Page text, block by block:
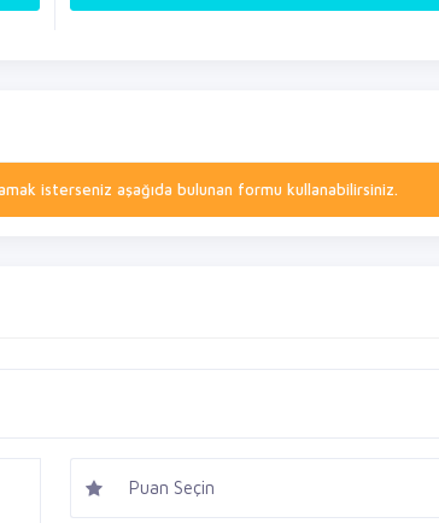
isterseniz aşağıda bulunan formu kullanabilirsiniz.